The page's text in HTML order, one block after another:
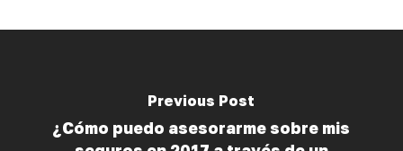
Previous Post
¿Cómo puedo asesorarme sobre mis